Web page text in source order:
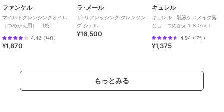
ファンケル
マイルドクレンジングオイル
［つめかえ用］ 1袋
4.42 （14件）
¥1,870
ラ･メール
ザ･リフレッシング クレンジン
グ ジェル
¥16,500
キュレル
キュレル 乳液ケアメイク落
とし つめかえ１８０ｍｌ
4.94 （17件）
¥1,375
もっとみる